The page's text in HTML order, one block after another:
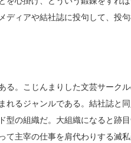
ィアや結社誌に投句して、投
。こじんまりした文芸サーク
れるジャンルである。結社誌と
型の組織だ。大組織になると跡
て主宰の仕事を肩代わりする滅